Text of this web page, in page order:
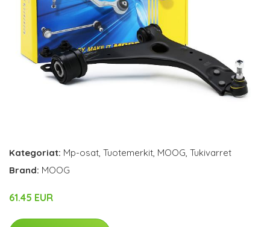
Kategoriat: Mp-osat, Tuotemerkit, MOOG, Tukivarret
Brand: MOOG
61.45 EUR